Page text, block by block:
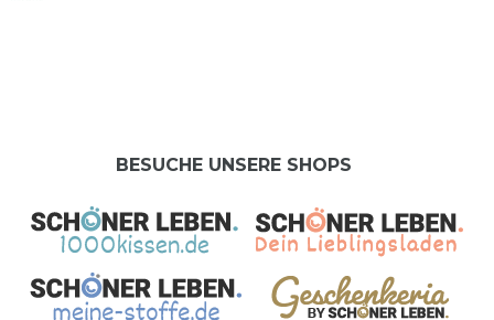
BESUCHE UNSERE SHOPS